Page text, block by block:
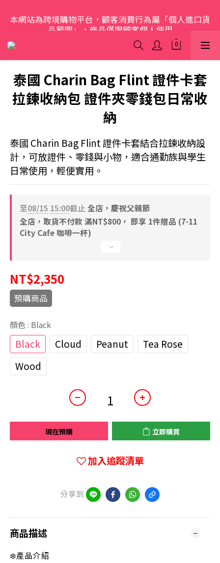
品範圍」，商品僅限顧客個人使用
歡迎光臨 S.A.W
泰國 Charin Bag Flint 證件卡套
拉鍊收納包 證件夾零錢包日常收
納
泰國 Charin Bag Flint 證件卡套結合拉鍊收納設
計，可放證件、零錢與小物，適合通勤族與學生
日常使用，輕便實用。
至08/15 15:00截止 全店，慶祝父親節
全店，取貨不付款 滿NT$800， 即享 1件贈品 (7-11
City Cafe 咖啡一杯)
NT$2,350
預購商品
顏色 : Black
Black Cloud Peanut
Tea Rose
Wood
現在預購 立即購買
加入追蹤清單
分享到
商品描述
❄️產品介紹